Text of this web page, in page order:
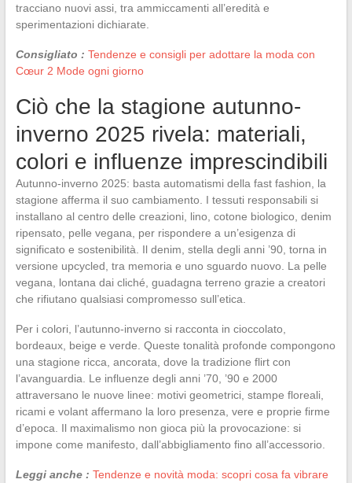
tracciano nuovi assi, tra ammiccamenti all’eredità e
sperimentazioni dichiarate.
Consigliato : Tendenze e consigli per adottare la moda con
Cœur 2 Mode ogni giorno
Ciò che la stagione autunno-
inverno 2025 rivela: materiali,
colori e influenze imprescindibili
Autunno-inverno 2025: basta automatismi della fast fashion, la
stagione afferma il suo cambiamento. I tessuti responsabili si
installano al centro delle creazioni, lino, cotone biologico, denim
ripensato, pelle vegana, per rispondere a un’esigenza di
significato e sostenibilità. Il denim, stella degli anni ’90, torna in
versione upcycled, tra memoria e uno sguardo nuovo. La pelle
vegana, lontana dai cliché, guadagna terreno grazie a creatori
che rifiutano qualsiasi compromesso sull’etica.
Per i colori, l’autunno-inverno si racconta in cioccolato,
bordeaux, beige e verde. Queste tonalità profonde compongono
una stagione ricca, ancorata, dove la tradizione flirt con
l’avanguardia. Le influenze degli anni ’70, ’90 e 2000
attraversano le nuove linee: motivi geometrici, stampe floreali,
ricami e volant affermano la loro presenza, vere e proprie firme
d’epoca. Il maximalismo non gioca più la provocazione: si
impone come manifesto, dall’abbigliamento fino all’accessorio.
Leggi anche : Tendenze e novità moda: scopri cosa fa vibrare